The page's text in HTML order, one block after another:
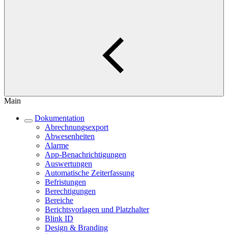
Main
Dokumentation
Abrechnungsexport
Abwesenheiten
Alarme
App-Benachrichtigungen
Auswertungen
Automatische Zeiterfassung
Befristungen
Berechtigungen
Bereiche
Berichtsvorlagen und Platzhalter
Blink ID
Design & Branding